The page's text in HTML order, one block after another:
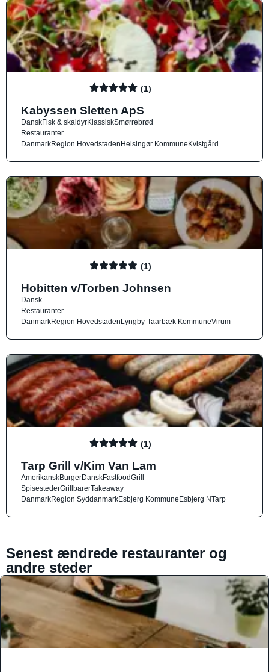
(1)
Kabyssen Sletten ApS
DanskFisk & skaldyrKlassiskSmørrebrød
Restauranter
DanmarkRegion HovedstadenHelsingør KommuneKvistgård
(1)
Hobitten v/Torben Johnsen
Dansk
Restauranter
DanmarkRegion HovedstadenLyngby-Taarbæk KommuneVirum
(1)
Tarp Grill v/Kim Van Lam
AmerikanskBurgerDanskFastfoodGrill
SpisestederGrillbarerTakeaway
DanmarkRegion SyddanmarkEsbjerg KommuneEsbjerg NTarp
Senest ændrede restauranter og
andre steder